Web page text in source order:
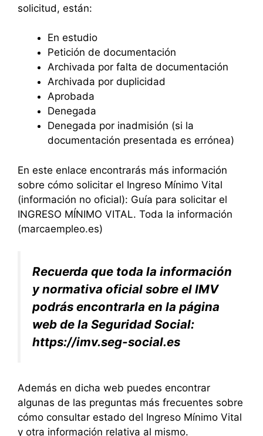
solicitud, están:
En estudio
Petición de documentación
Archivada por falta de documentación
Archivada por duplicidad
Aprobada
Denegada
Denegada por inadmisión (si la
documentación presentada es errónea)
En este enlace encontrarás más información
sobre cómo solicitar el Ingreso Mínimo Vital
(información no oficial): Guía para solicitar el
INGRESO MÍNIMO VITAL. Toda la información
(marcaempleo.es)
Recuerda que toda la información
y normativa oficial sobre el IMV
podrás encontrarla en la página
web de la Seguridad Social:
https://imv.seg-social.es
Además en dicha web puedes encontrar
algunas de las preguntas más frecuentes sobre
cómo consultar estado del Ingreso Mínimo Vital
y otra información relativa al mismo.